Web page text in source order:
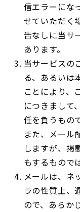
信エラーにな
せていただく
告なしに当サ
あります。
当サービスの
る、あるいは
ことにより、
につきまして
任を負うもの
また、メール
しますが、掲
もするもので
メールは、ネ
ラの性質上、
ので、あらか